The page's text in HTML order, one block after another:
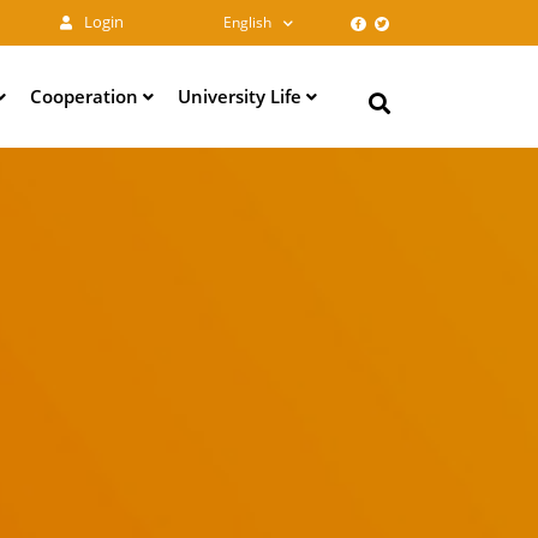
Login English
Cooperation University Life
Search